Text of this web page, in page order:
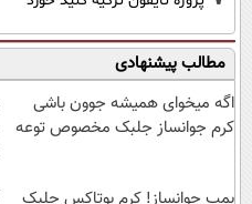
مطالب پیشنهادی
اگه میخوای همیشه جوون باشی
کرم جوانساز جلبک مخصوص توعه